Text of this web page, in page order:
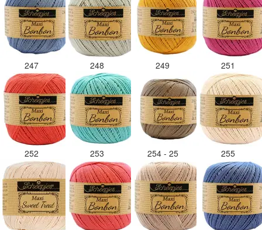
247 248 249 251
252 253 254 - 25 255